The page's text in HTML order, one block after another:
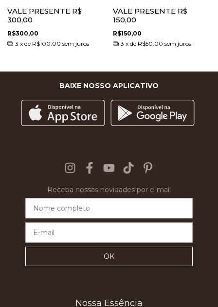
VALE PRESENTE R$
300,00
R$300,00
3 x de R$100,00 sem juros
VALE PRESENTE R$
150,00
R$150,00
3 x de R$50,00 sem juros
BAIXE NOSSO APLICATIVO
Receba nossas novidades por e-mail
Nossa Essência